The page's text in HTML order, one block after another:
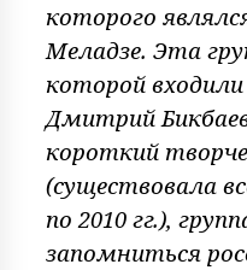
которого
Меладзе. Эта
которой
Дмитрий
короткий
(существовала
по 2010 гг.),
запомниться